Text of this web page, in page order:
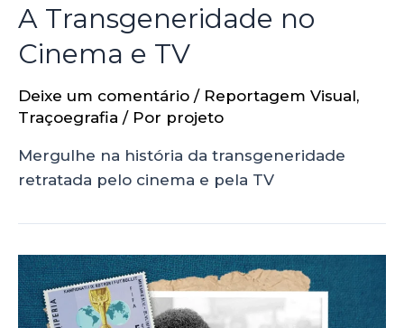
A Transgeneridade no
Cinema e TV
Deixe um comentário / Reportagem Visual,
Traçoegrafia / Por projeto
Mergulhe na história da transgeneridade
retratada pelo cinema e pela TV